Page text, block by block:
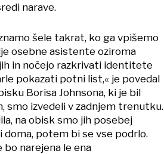
narave.
šele takrat, ko ga vpišemo
osebne asistente oziroma
in nočejo razkrivati identitete
pokazati potni list,« je povedal
Borisa Johnsona, ki je bil
smo izvedeli v zadnjem trenutku.
na obisk smo jih posebej
doma, potem bi se vse podrlo.
bo narejena le ena